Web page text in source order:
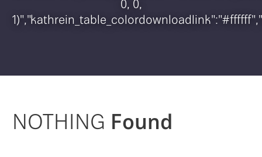
0, 0,
NOTHING Found